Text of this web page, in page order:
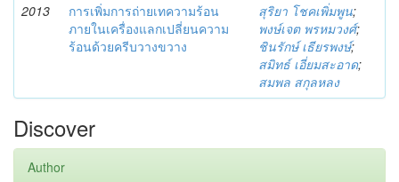
2013
การเพิ่มการถ่ายเทความร้อน
ภายในเครื่องแลกเปลี่ยนความ
ร้อนด้วยครีบวางขวาง
สุริยา โชคเพิ่มพูน;
พงษ์เจต พรหมวงศ์;
ชินรักษ์ เธียรพงษ์;
สมิทธ์ เอี่ยมสะอาด;
สมพล สกุลหลง
Discover
Author